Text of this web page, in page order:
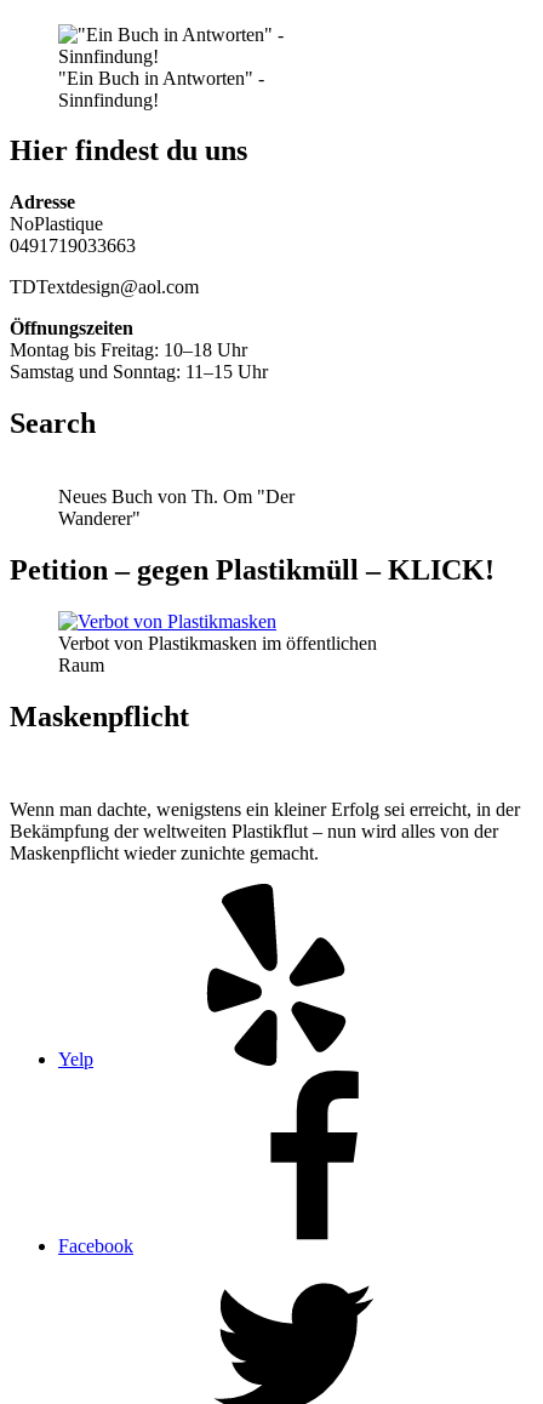
"Ein Buch in Antworten" -
Sinnfindung!
Hier findest du uns
Adresse
NoPlastique
0491719033663
TDTextdesign@aol.com
Öffnungszeiten
Montag bis Freitag: 10–18 Uhr
Samstag und Sonntag: 11–15 Uhr
Search
Neues Buch von Th. Om "Der
Wanderer"
Petition – gegen Plastikmüll – KLICK!
Verbot von Plastikmasken im öffentlichen
Raum
Maskenpflicht
Wenn man dachte, wenigstens ein kleiner Erfolg sei erreicht, in der
Bekämpfung der weltweiten Plastikflut – nun wird alles von der
Maskenpflicht wieder zunichte gemacht.
Yelp
Facebook